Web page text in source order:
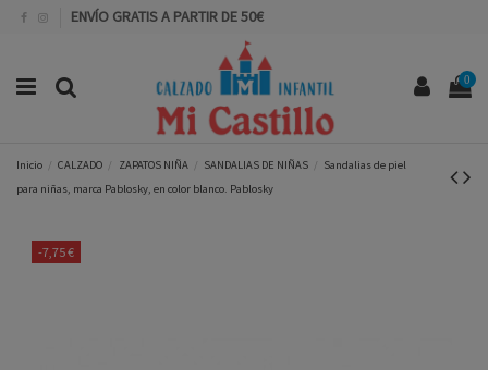
ENVÍO GRATIS A PARTIR DE 50€
0
Inicio CALZADO ZAPATOS NIÑA SANDALIAS DE NIÑAS
Sandalias de piel
para niñas, marca Pablosky, en color blanco. Pablosky
-7,75 €